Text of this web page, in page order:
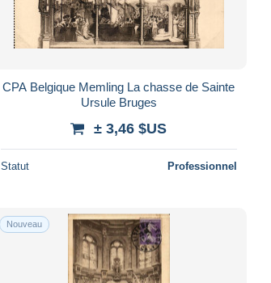
CPA Belgique Memling La chasse de Sainte
Ursule Bruges
± 3,46 $US
Statut Professionnel
Nouveau